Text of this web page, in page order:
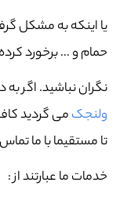
یا اینکه به مشکل
حمام و … برخورد
نگران نباشید. اگر به
ولنجکمی گردید
تا مستقیما با ما
خدمات ما عبارتند از :